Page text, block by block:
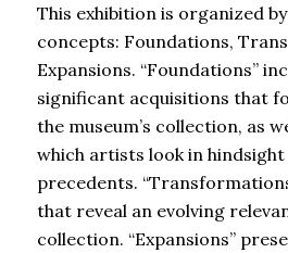
This exhibition is organized
concepts: Foundations,
Expansions. “Foundations”
significant acquisitions that
the museum’s collection, as
which artists look in
precedents.
that reveal an evolving
collection. “Expansions”